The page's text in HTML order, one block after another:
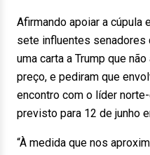
Afirmando apoiar a cúpula
sete influentes senadores
uma carta a Trump que
preço, e pediram que
encontro com o líder
previsto para 12 de junho
“À medida que nos